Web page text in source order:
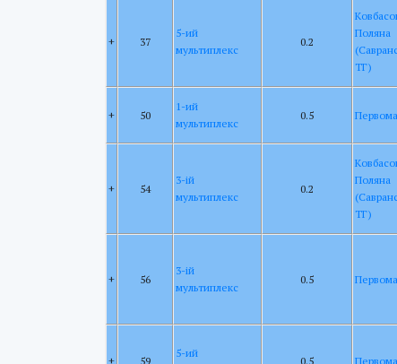
+ 37
5-ий
мультиплекс
0.2
Поляна
ТГ)
+ 50
1-ий
мультиплекс
0.5
+ 54
3-ій
мультиплекс
0.2
Поляна
ТГ)
+ 56
3-ій
мультиплекс
0.5
+ 59
5-ий
0.5